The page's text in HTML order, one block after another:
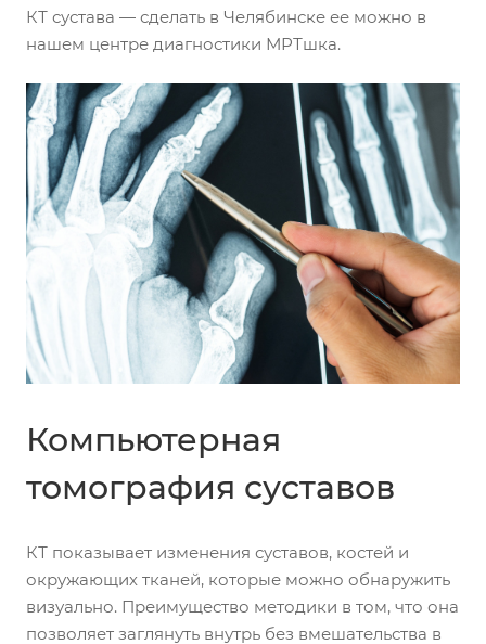
КТ сустава — сделать в Челябинске ее можно в
нашем центре диагностики МРТшка.
Компьютерная
томография суставов
КТ показывает изменения суставов, костей и
окружающих тканей, которые можно обнаружить
визуально. Преимущество методики в том, что она
позволяет заглянуть внутрь без вмешательства в